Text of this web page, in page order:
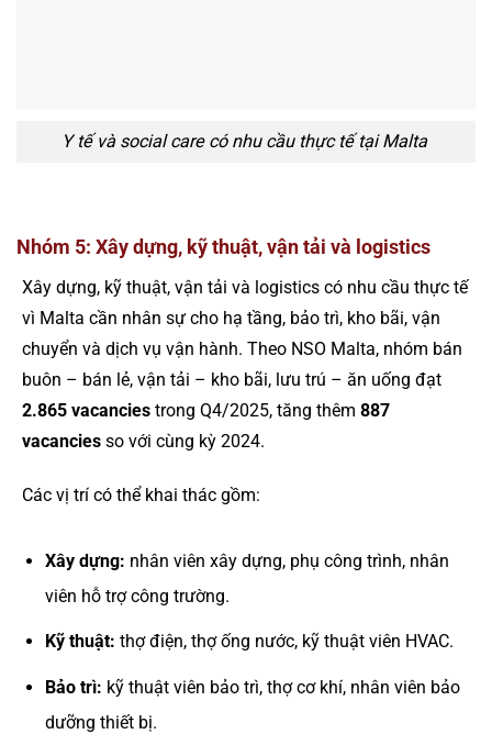
Y tế và social care có nhu cầu thực tế tại Malta
Nhóm 5: Xây dựng, kỹ thuật, vận tải và logistics
Xây dựng, kỹ thuật, vận tải và logistics có nhu cầu thực tế
vì Malta cần nhân sự cho hạ tầng, bảo trì, kho bãi, vận
chuyển và dịch vụ vận hành. Theo NSO Malta, nhóm bán
buôn – bán lẻ, vận tải – kho bãi, lưu trú – ăn uống đạt
2.865 vacancies trong Q4/2025, tăng thêm 887
vacancies so với cùng kỳ 2024.
Các vị trí có thể khai thác gồm:
Xây dựng: nhân viên xây dựng, phụ công trình, nhân
viên hỗ trợ công trường.
Kỹ thuật: thợ điện, thợ ống nước, kỹ thuật viên HVAC.
Bảo trì: kỹ thuật viên bảo trì, thợ cơ khí, nhân viên bảo
dưỡng thiết bị.